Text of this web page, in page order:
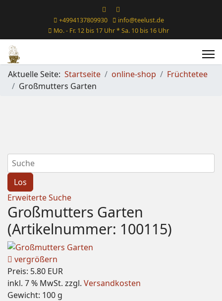
+4994137809930
info@teelust.de
Mo. - Fr. 12 bis 17 Uhr * Sa. 10 bis 16 Uhr
Aktuelle Seite: Startseite online-shop
Früchtetee
Großmutters Garten
Erweiterte Suche
Großmutters Garten
(Artikelnummer: 100115)
vergrößern
Preis: 5.80 EUR
inkl. 7 % MwSt. zzgl. Versandkosten
Gewicht: 100 g